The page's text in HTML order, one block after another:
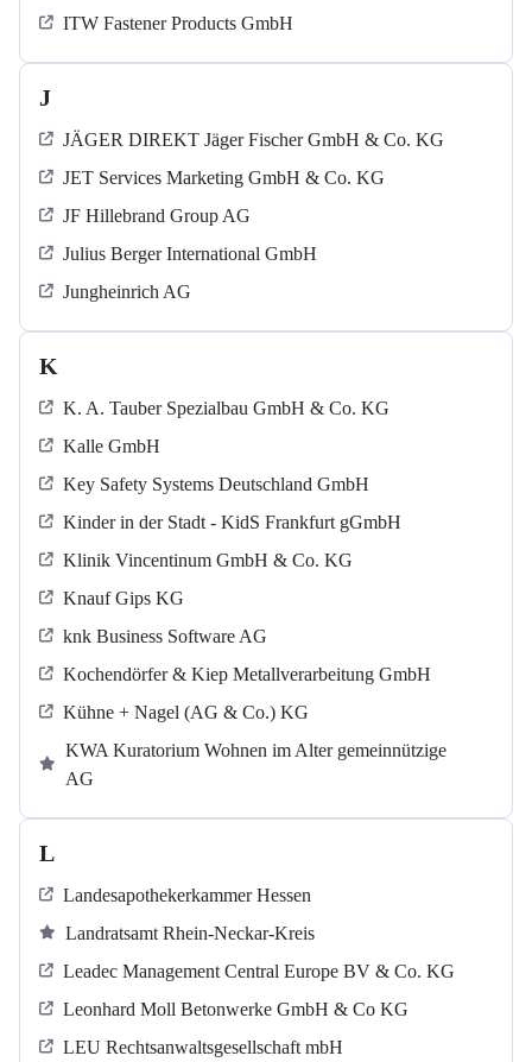
ITW Fastener Products GmbH
J
JÄGER DIREKT Jäger Fischer GmbH & Co. KG
JET Services Marketing GmbH & Co. KG
JF Hillebrand Group AG
Julius Berger International GmbH
Jungheinrich AG
K
K. A. Tauber Spezialbau GmbH & Co. KG
Kalle GmbH
Key Safety Systems Deutschland GmbH
Kinder in der Stadt - KidS Frankfurt gGmbH
Klinik Vincentinum GmbH & Co. KG
Knauf Gips KG
knk Business Software AG
Kochendörfer & Kiep Metallverarbeitung GmbH
Kühne + Nagel (AG & Co.) KG
KWA Kuratorium Wohnen im Alter gemeinnützige
AG
L
Landesapothekerkammer Hessen
Landratsamt Rhein-Neckar-Kreis
Leadec Management Central Europe BV & Co. KG
Leonhard Moll Betonwerke GmbH & Co KG
LEU Rechtsanwaltsgesellschaft mbH